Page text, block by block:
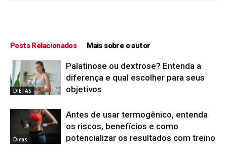
Posts Relacionados Mais sobre o autor
DIETAS
Palatinose ou dextrose? Entenda a
diferença e qual escolher para seus
objetivos
Dicas
Antes de usar termogênico, entenda
os riscos, benefícios e como
potencializar os resultados com treino